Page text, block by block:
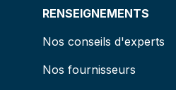
RENSEIGNEMENTS
Nos conseils d'experts
Nos fournisseurs